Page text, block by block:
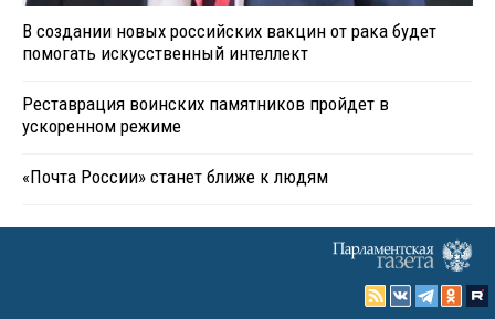
В создании новых российских вакцин от рака будет
помогать искусственный интеллект
Реставрация воинских памятников пройдет в
ускоренном режиме
«Почта России» станет ближе к людям